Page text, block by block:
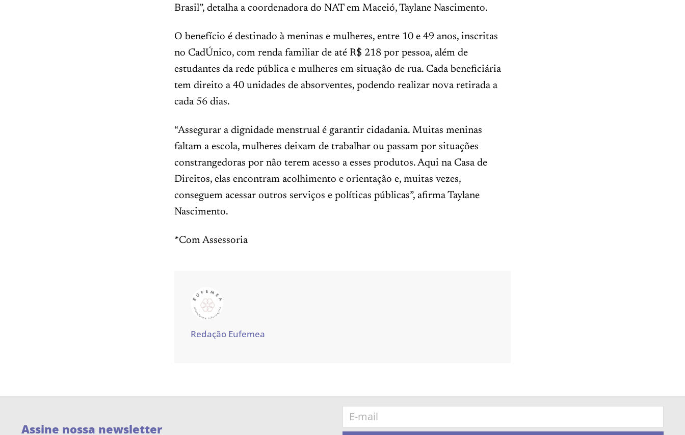
Brasil”, detalha a coordenadora do NAT em Maceió, Taylane Nascimento.
O benefício é destinado à meninas e mulheres, entre 10 e 49 anos, inscritas
no CadÚnico, com renda familiar de até R$ 218 por pessoa, além de
estudantes da rede pública e mulheres em situação de rua. Cada beneficiária
tem direito a 40 unidades de absorventes, podendo realizar nova retirada a
cada 56 dias.
“Assegurar a dignidade menstrual é garantir cidadania. Muitas meninas
faltam a escola, mulheres deixam de trabalhar ou passam por situações
constrangedoras por não terem acesso a esses produtos. Aqui na Casa de
Direitos, elas encontram acolhimento e orientação e, muitas vezes,
conseguem acessar outros serviços e políticas públicas”, afirma Taylane
Nascimento.
*Com Assessoria
Redação Eufemea
Assine nossa newsletter